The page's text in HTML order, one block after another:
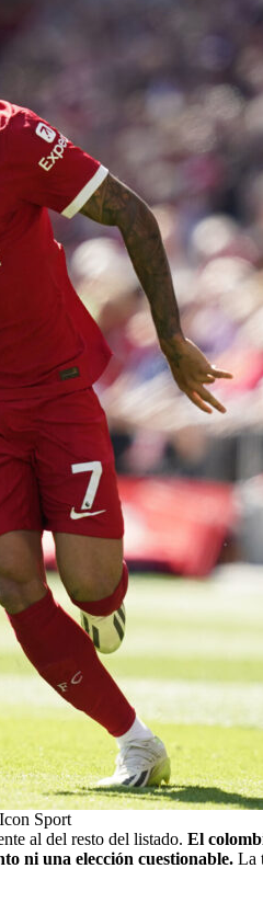
Sport
al del resto del listado. El
ni una elección cuestionable. La